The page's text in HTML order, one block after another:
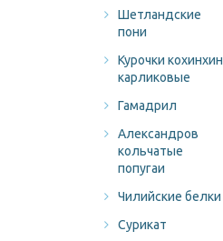
Шетландские
пони
Курочки кохинхин
карликовые
Гамадрил
Александров
кольчатые
попугаи
Чилийские белки
Сурикат